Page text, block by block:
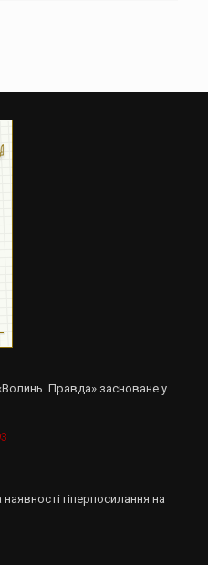
Правда» засноване у
гіперпосилання на